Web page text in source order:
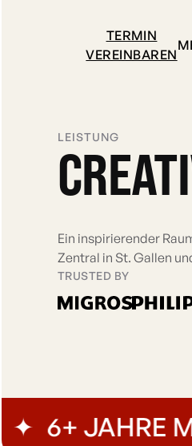
TERMIN
VEREINBAREN
LEISTUNG
Ein inspirierender
Zentral in St. Gallen
TRUSTED BY
6+ JAHRE